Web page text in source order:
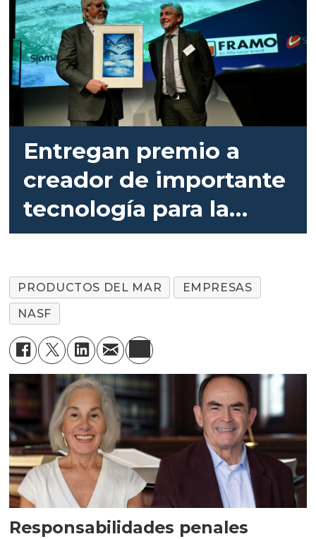
Entregan premio a
creador de importante
tecnología para la
salmonicultura
PRODUCTOS DEL MAR
EMPRESAS
NASF
Responsabilidades penales